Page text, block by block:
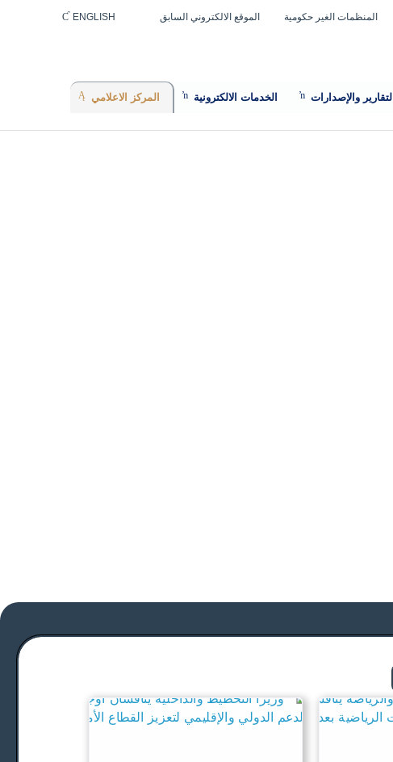
ENGLISH المنظمات الغير حكومية الموقع الالكتروني السابق
التقارير والإصدارات الخدمات الالكترونية المركز الاعلامي